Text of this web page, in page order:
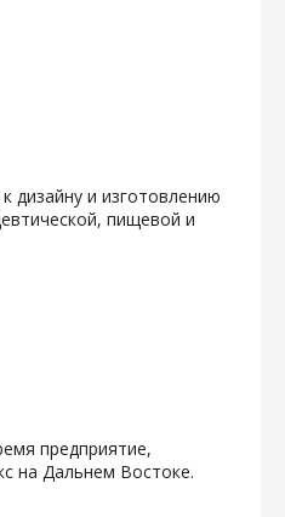
дизайну и изготовлению
пищевой и
предприятие,
на Дальнем Востоке.